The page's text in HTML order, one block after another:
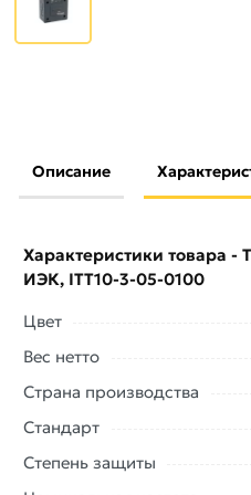
Описание
Наши профессиональные
доставки или самовывоза.
Данний товар от
Характеристики товара -
ИЭК, ITT10-3-05-0100
Цвет
Вес нетто
Страна производства
Стандарт
Степень защиты